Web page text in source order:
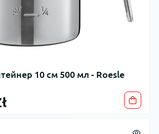
10 см 500 мл - Roesle